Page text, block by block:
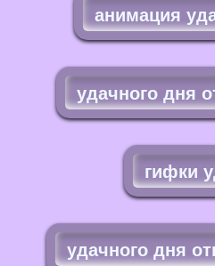
анимация
удачного дня
гифки
удачного дня